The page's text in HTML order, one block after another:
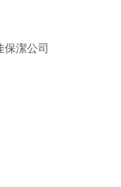
潔公司